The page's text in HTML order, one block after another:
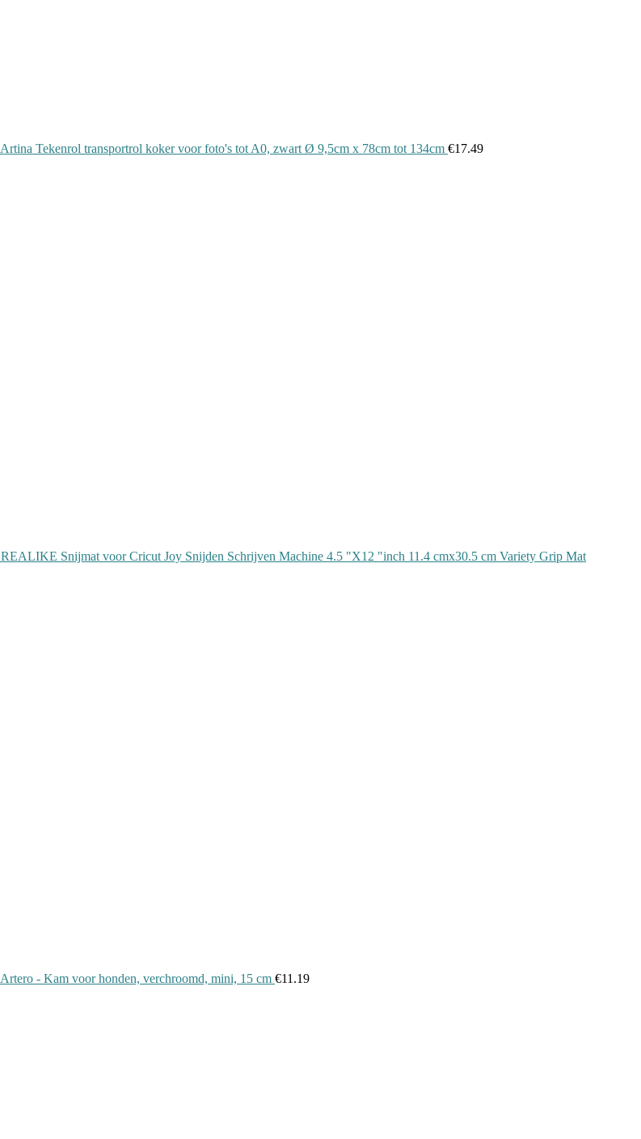
Artina Tekenrol transportrol koker voor foto's tot A0, zwart Ø 9,5cm x 78cm tot 134cm €17.49
REALIKE Snijmat voor Cricut Joy Snijden Schrijven Machine 4.5 "X12 "inch 11.4 cmx30.5 cm Variety Grip Mat
Artero - Kam voor honden, verchroomd, mini, 15 cm €11.19